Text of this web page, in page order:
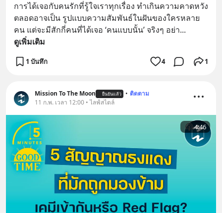
การได้เจอกับคนรักที่รู้ใจเราทุกเรื่อง ทำเกินความคาดหวัง
ตลอดอาจเป็น รูปแบบความสัมพันธ์ในฝันของใครหลาย
คน แต่จะมีสักกี่คนที่ได้เจอ ‘คนแบบนั้น’ จริงๆ อย่า...
ดูเพิ่มเติม
1 บันทึก 4 1
Mission To The Moon ยืนยันแล้ว • ติดตาม
11 ก.พ. เวลา 12:00 • ไลฟ์สไตล์
4:46